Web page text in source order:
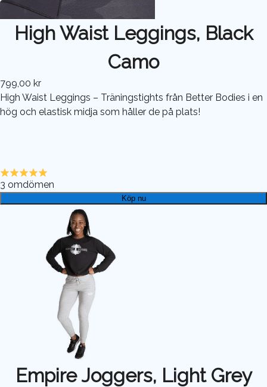
High Waist Leggings, Black
Camo
799,00 kr
High Waist Leggings – Träningstights från Better Bodies i en
hög och elastisk midja som håller de på plats!
3 omdömen
Köp nu
Empire Joggers, Light Grey